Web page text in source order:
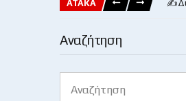
ΑΤΑΚΑ
Αναζήτηση
for: